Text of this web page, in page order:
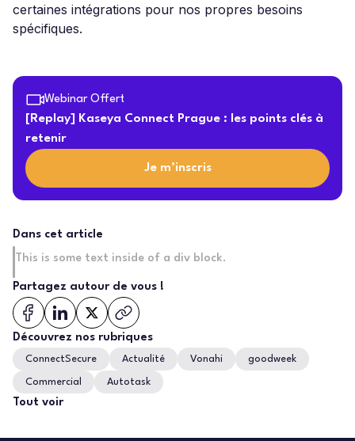
certaines intégrations pour nos propres besoins
spécifiques.
Webinar Offert
[Replay] Kaseya Connect Prague : les points clés à
retenir
Je m’inscris
Dans cet article
This is some text inside of a div block.
Partagez autour de vous !
Découvrez nos rubriques
ConnectSecure Actualité Vonahi goodweek
Commercial Autotask
Tout voir